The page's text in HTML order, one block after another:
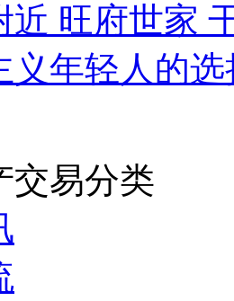
近 旺府世家
义年轻人的
交易分类